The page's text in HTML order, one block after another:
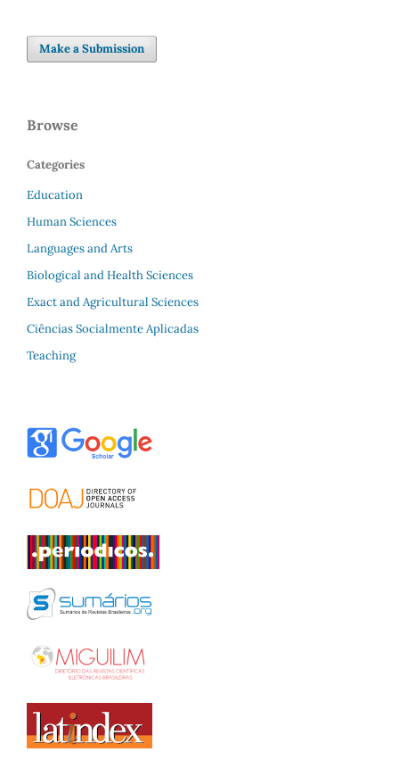
Make a Submission
Browse
Categories
Education
Human Sciences
Languages and Arts
Biological and Health Sciences
Exact and Agricultural Sciences
Ciências Socialmente Aplicadas
Teaching